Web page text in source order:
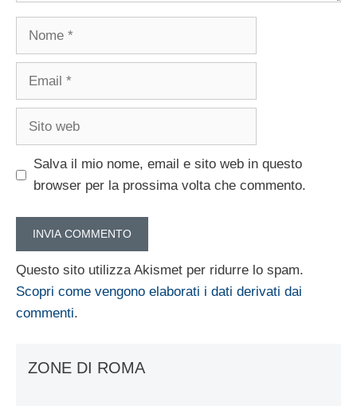
Nome
Email
Sito
Salva il mio nome, email e sito web in questo
browser per la prossima volta che commento.
Questo sito utilizza Akismet per ridurre lo spam.
Scopri come vengono elaborati i dati derivati dai
commenti.
ZONE DI ROMA